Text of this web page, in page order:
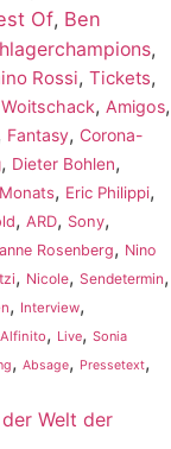
Of, Ben
,
Rossi, Tickets,
, Amigos,
Fantasy, Corona-
, Dieter Bohlen,
, Eric Philippi,
, ARD, Sony,
Rosenberg, Nino
, Nicole, Sendetermin,
, Interview,
, Live, Sonia
, Absage, Pressetext,